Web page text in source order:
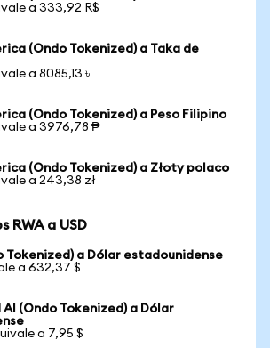
a 333,92 R$
(Ondo Tokenized) a Taka de
a 8085,13 ৳
(Ondo Tokenized) a Peso Filipino
a 3976,78 ₱
(Ondo Tokenized) a Złoty polaco
a 243,38 zł
RWA a USD
Tokenized) a Dólar estadounidense
a 632,37 $
AI (Ondo Tokenized) a Dólar
a 7,95 $